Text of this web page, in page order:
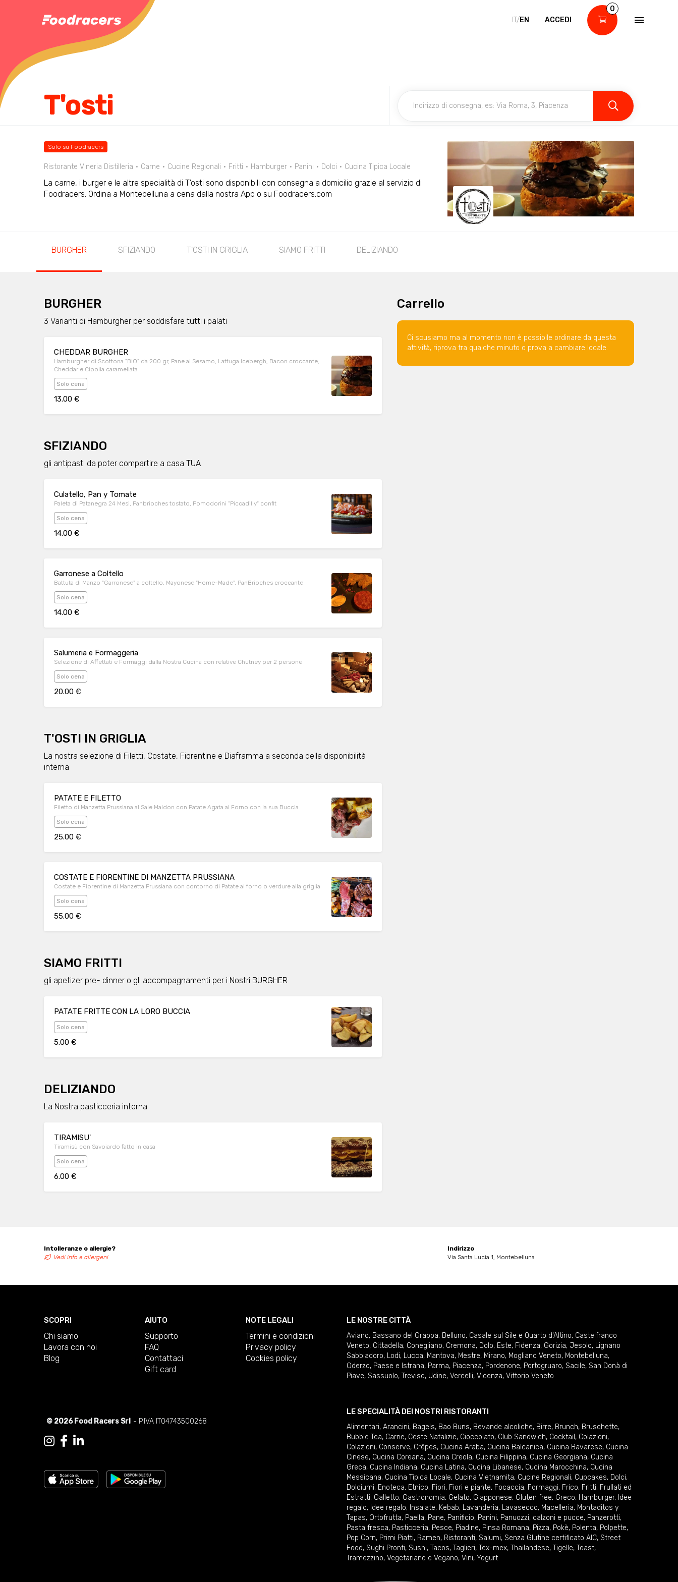
IT/EN ACCEDI
0
T'osti
Solo su Foodracers
Ristorante Vineria Distilleria Carne Cucine Regionali Fritti Hamburger Panini Dolci Cucina Tipica Locale
La carne, i burger e le altre specialità di T'osti sono disponibili con consegna a domicilio grazie al servizio di
Foodracers. Ordina a Montebelluna a cena dalla nostra App o su Foodracers.com
BURGHER SFIZIANDO T'OSTI IN GRIGLIA SIAMO FRITTI DELIZIANDO
BURGHER
3 Varianti di Hamburgher per soddisfare tutti i palati
CHEDDAR BURGHER
Hamburgher di Scottona "BIO" da 200 gr, Pane al Sesamo, Lattuga Icebergh, Bacon croccante,
Cheddar e Cipolla caramellata
Solo cena
13.00 €
SFIZIANDO
gli antipasti da poter compartire a casa TUA
Culatello, Pan y Tomate
Paleta di Patanegra 24 Mesi, Panbrioches tostato, Pomodorini "Piccadilly" confit
Solo cena
14.00 €
Garronese a Coltello
Battuta di Manzo "Garronese" a coltello, Mayonese "Home-Made", PanBrioches croccante
Solo cena
14.00 €
Salumeria e Formaggeria
Selezione di Affettati e Formaggi dalla Nostra Cucina con relative Chutney per 2 persone
Solo cena
20.00 €
T'OSTI IN GRIGLIA
La nostra selezione di Filetti, Costate, Fiorentine e Diaframma a seconda della disponibilità
interna
PATATE E FILETTO
Filetto di Manzetta Prussiana al Sale Maldon con Patate Agata al Forno con la sua Buccia
Solo cena
25.00 €
COSTATE E FIORENTINE DI MANZETTA PRUSSIANA
Costate e Fiorentine di Manzetta Prussiana con contorno di Patate al forno o verdure alla griglia
Solo cena
55.00 €
SIAMO FRITTI
gli apetizer pre- dinner o gli accompagnamenti per i Nostri BURGHER
PATATE FRITTE CON LA LORO BUCCIA
Solo cena
5.00 €
DELIZIANDO
La Nostra pasticceria interna
TIRAMISU'
Tiramisù con Savoiardo fatto in casa
Solo cena
6.00 €
Carrello
Ci scusiamo ma al momento non è possibile ordinare da questa
attività, riprova tra qualche minuto o prova a cambiare locale.
Intolleranze o allergie?
Vedi info e allergeni
Indirizzo
Via Santa Lucia 1, Montebelluna
SCOPRI
Chi siamo
Lavora con noi
Blog
AIUTO
Supporto
FAQ
Contattaci
Gift card
NOTE LEGALI
Termini e condizioni
Privacy policy
Cookies policy
© 2026 Food Racers Srl - P.IVA IT04743500268
LE NOSTRE CITTÀ
Aviano, Bassano del Grappa, Belluno, Casale sul Sile e Quarto d'Altino, Castelfranco
Veneto, Cittadella, Conegliano, Cremona, Dolo, Este, Fidenza, Gorizia, Jesolo, Lignano
Sabbiadoro, Lodi, Lucca, Mantova, Mestre, Mirano, Mogliano Veneto, Montebelluna,
Oderzo, Paese e Istrana, Parma, Piacenza, Pordenone, Portogruaro, Sacile, San Donà di
Piave, Sassuolo, Treviso, Udine, Vercelli, Vicenza, Vittorio Veneto
LE SPECIALITÀ DEI NOSTRI RISTORANTI
Alimentari, Arancini, Bagels, Bao Buns, Bevande alcoliche, Birre, Brunch, Bruschette,
Bubble Tea, Carne, Ceste Natalizie, Cioccolato, Club Sandwich, Cocktail , Colazioni,
Colazioni, Conserve, Crêpes, Cucina Araba, Cucina Balcanica, Cucina Bavarese, Cucina
Cinese, Cucina Coreana, Cucina Creola, Cucina Filippina, Cucina Georgiana, Cucina
Greca, Cucina Indiana, Cucina Latina, Cucina Libanese, Cucina Marocchina, Cucina
Messicana, Cucina Tipica Locale, Cucina Vietnamita, Cucine Regionali, Cupcakes, Dolci,
Dolciumi, Enoteca, Etnico, Fiori, Fiori e piante, Focaccia, Formaggi, Frico, Fritti, Frullati ed
Estratti, Galletto, Gastronomia, Gelato, Giapponese, Gluten free, Greco, Hamburger, Idee
regalo, Idee regalo, Insalate, Kebab, Lavanderia, Lavasecco, Macelleria, Montaditos y
Tapas, Ortofrutta, Paella, Pane, Panificio, Panini, Panuozzi, calzoni e pucce, Panzerotti,
Pasta fresca, Pasticceria, Pesce, Piadine, Pinsa Romana, Pizza, Pokè, Polenta, Polpette,
Pop Corn, Primi Piatti, Ramen, Ristoranti, Salumi, Senza Glutine certificato AIC, Street
Food, Sughi Pronti, Sushi, Tacos, Taglieri, Tex-mex, Thailandese, Tigelle, Toast,
Tramezzino, Vegetariano e Vegano, Vini, Yogurt